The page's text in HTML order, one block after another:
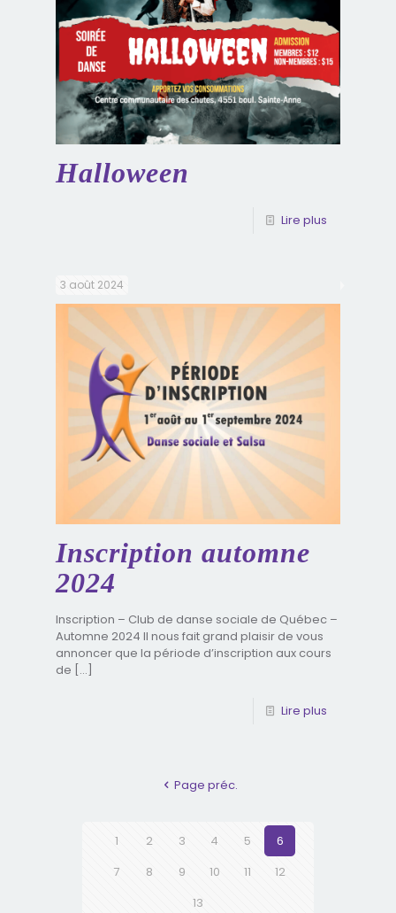
Halloween
Lire plus
3 août 2024
Inscription automne
2024
Inscription – Club de danse sociale de Québec –
Automne 2024 Il nous fait grand plaisir de vous
annoncer que la période d’inscription aux cours
de […]
Lire plus
Page préc.
1 2 3 4 5
6
7
8 9 10 11
12
13